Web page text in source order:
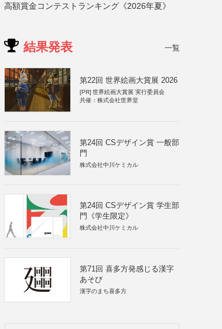
高額賞金コンテストランキング《2026年夏》
結果発表 一覧
第22回 世界絵画大賞展 2026
[PR] 世界絵画大賞展 実行委員会
共催：株式会社世界堂
第24回 CSデザイン賞 一般部
門
株式会社中川ケミカル
第24回 CSデザイン賞 学生部
門《学生限定》
株式会社中川ケミカル
第71回 喜多方発感じる漢字
あそび
漢字のまち喜多方